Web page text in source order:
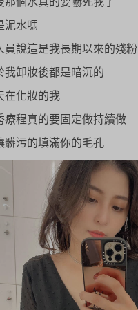
泥水嗎
員說這是我長期以來的殘粉
我卸妝後都是暗沉的
在化妝的我
療程真的要固定做持續做
髒污的填滿你的毛孔